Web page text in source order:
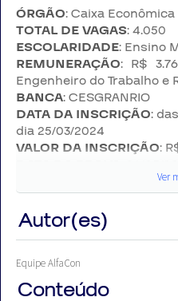
concorrência.
Destaques que Farão a
Língua Portuguesa: Afie
expressar de forma
Língua Inglesa: Domine
ambiente globalizado.
Matemática Financeira
Noções de
Comportamentos
as diretrizes essenciais
Conhecimentos
específicos do setor para
ÓRGÃO: Caixa
TOTAL DE VAGAS: 4.050
ESCOLARIDADE: Ensino
REMUNERAÇÃO: R$
Engenheiro do Trabalho e
BANCA: CESGRANRIO
DATA DA INSCRIÇÃO:
dia 25/03/2024
VALOR DA INSCRIÇÃO:
NÚMERO DE
cargos
FORMATO: Múltipla
"C", "D" e "E")
Ver
Autor(es)
Equipe AlfaCon
Conteúdo